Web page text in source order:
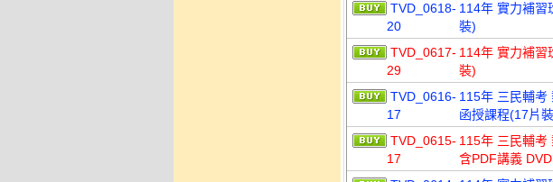
TVD_0618-
20
114年 實力補習
裝)
TVD_0617-
29
114年 實力補習
裝)
TVD_0616-
17
115年 三民輔考
函授課程(17片
TVD_0615-
17
115年 三民輔考
含PDF講義